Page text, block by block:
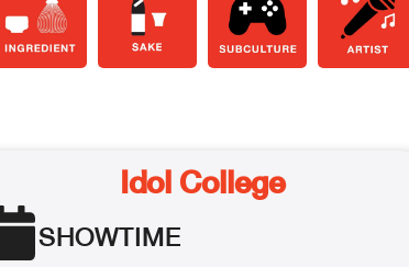
Idol College
SHOWTIME